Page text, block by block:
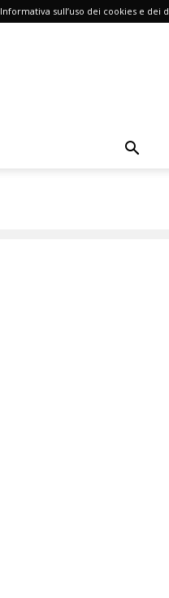
Informativa sull’uso dei cookies e dei